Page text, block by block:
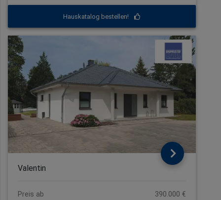
Hauskatalog bestellen!
Valentin
Preis ab
390.000 €